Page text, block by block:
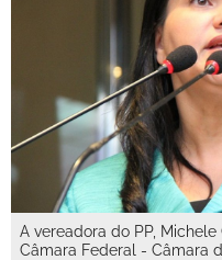
A vereadora do PP,
Câmara Federal - Câmara